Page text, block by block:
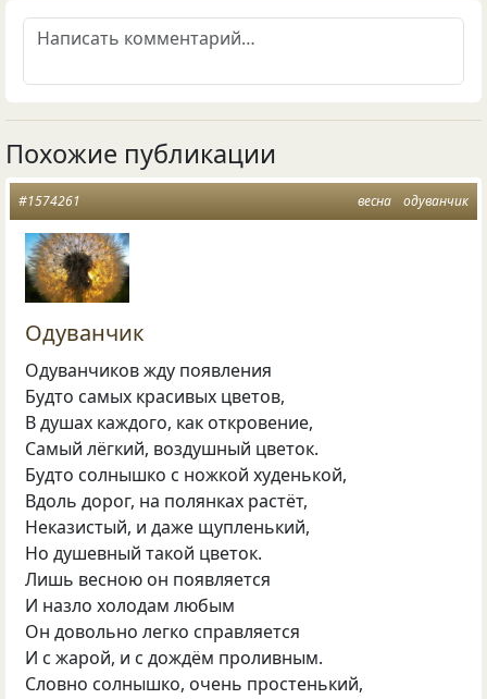
Похожие публикации
весна одуванчик
#1574261
Одуванчик
Одуванчиков жду появления
Будто самых красивых цветов,
В душах каждого, как откровение,
Самый лёгкий, воздушный цветок.
Будто солнышко с ножкой худенькой,
Вдоль дорог, на полянках растёт,
Неказистый, и даже щупленький,
Но душевный такой цветок.
Лишь весною он появляется
И назло холодам любым
Он довольно легко справляется
И с жарой, и с дождём проливным.
Словно солнышко, очень простенький,